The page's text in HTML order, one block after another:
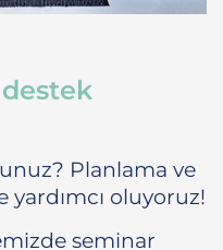
Planlama ve
oluyoruz!
seminar